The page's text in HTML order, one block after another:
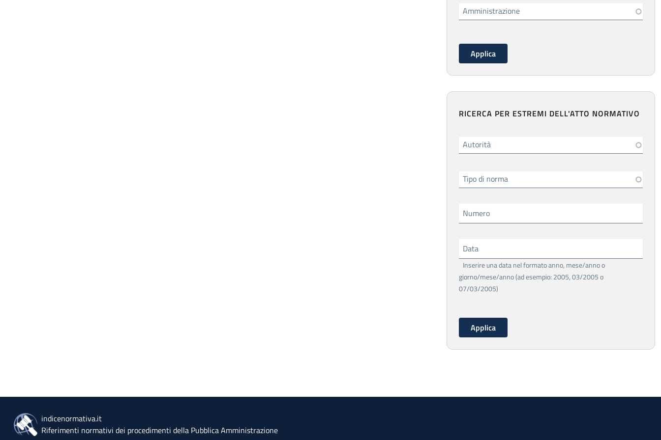
Amministrazione
RICERCA PER ESTREMI DELL'ATTO NORMATIVO
Autorità
Tipo di norma
Numero
Data
Inserire una data nel formato anno, mese/anno o
giorno/mese/anno (ad esempio: 2005, 03/2005 o
07/03/2005)
indicenormativa.it
Riferimenti normativi dei procedimenti della Pubblica Amministrazione